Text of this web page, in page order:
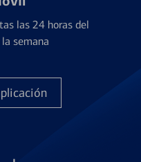
las 24 horas del
semana